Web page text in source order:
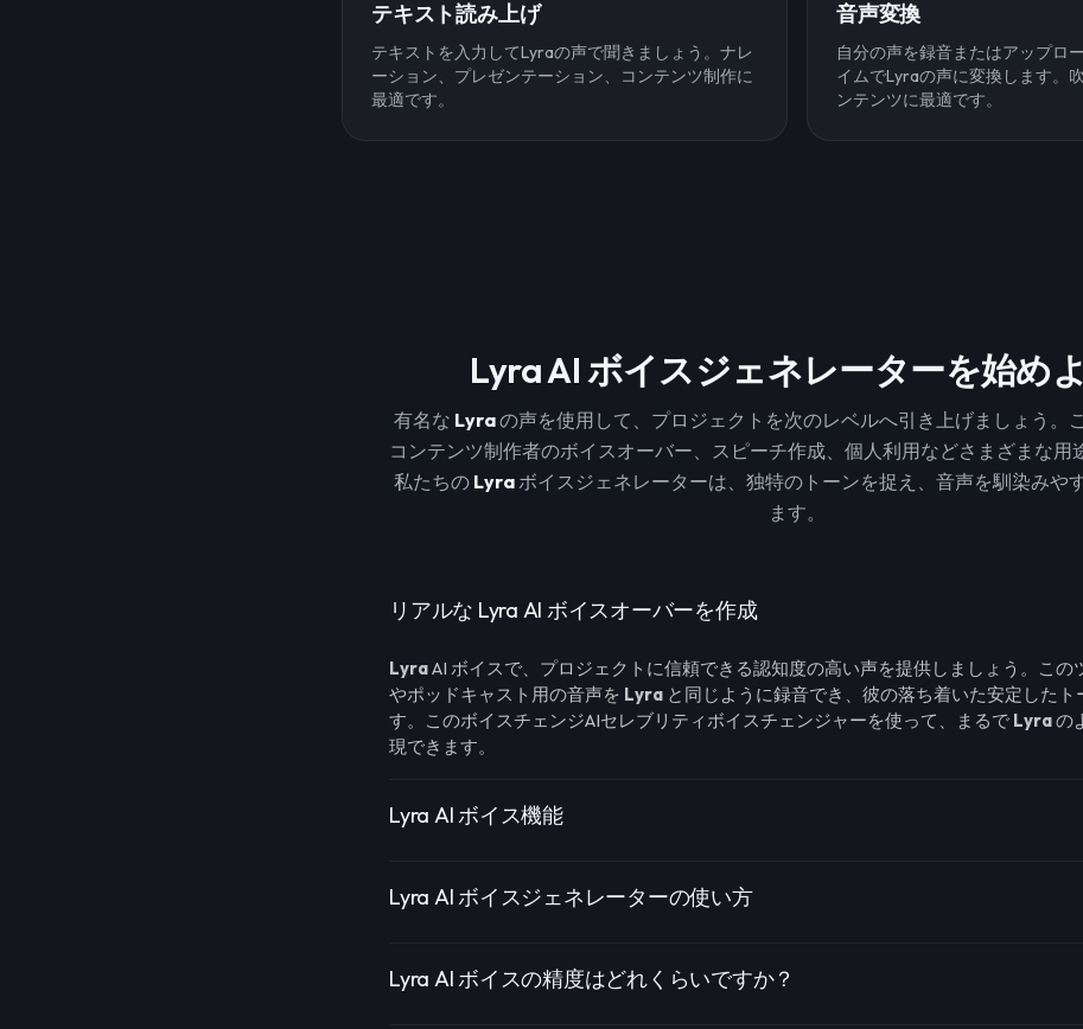
テキスト読み上げ
テキストを入力してLyraの声で聞きましょう。ナレ
ーション、プレゼンテーション、コンテンツ制作に
最適です。
音声変換
自分の声を録音またはアップロ
イムでLyraの声に変換します。
ンテンツに最適です。
Lyra AI ボイスジェネレーターを始め
有名な Lyraの声を使用して、プロジェクトを次のレベルへ引き上げましょう。
コンテンツ制作者のボイスオーバー、スピーチ作成、個人利用などさまざまな用
私たちの Lyraボイスジェネレーターは、独特のトーンを捉え、音声を馴染みや
ます。
リアルな Lyra AI ボイスオーバーを作成
LyraAI ボイスで、プロジェクトに信頼できる認知度の高い声を提供しましょう。この
やポッドキャスト用の音声を Lyra と同じように録音でき、彼の落ち着いた安定したト
す。このボイスチェンジAIセレブリティボイスチェンジャーを使って、まるで Lyraの
現できます。
Lyra AI ボイス機能
Lyra AI ボイスジェネレーターの使い方
Lyra AI ボイスの精度はどれくらいですか？